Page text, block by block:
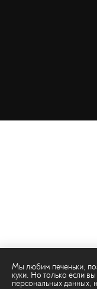
Мы любим печеньки,
куки. Но только если вы
персональных данных,